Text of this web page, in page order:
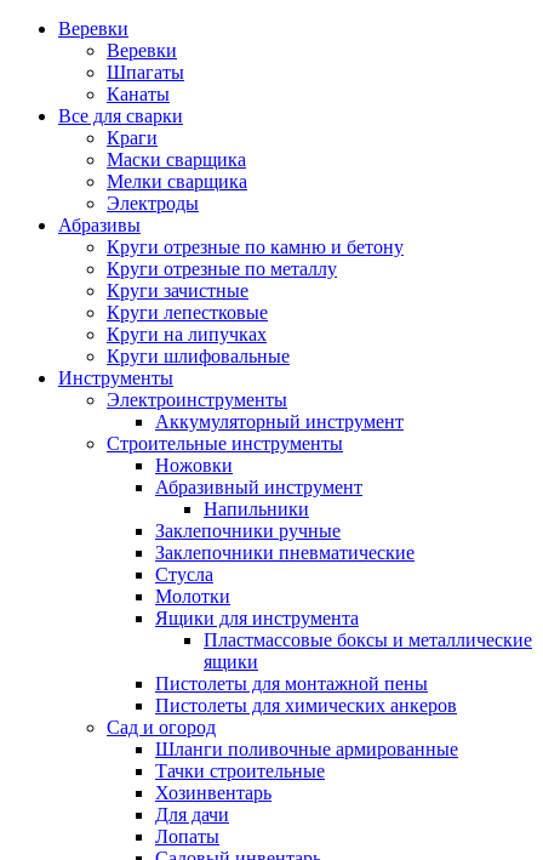
Веревки
Веревки
Шпагаты
Канаты
Все для сварки
Краги
Маски сварщика
Мелки сварщика
Электроды
Абразивы
Круги отрезные по камню и бетону
Круги отрезные по металлу
Круги зачистные
Круги лепестковые
Круги на липучках
Круги шлифовальные
Инструменты
Электроинструменты
Аккумуляторный инструмент
Строительные инструменты
Ножовки
Абразивный инструмент
Напильники
Заклепочники ручные
Заклепочники пневматические
Стусла
Молотки
Ящики для инструмента
Пластмассовые боксы и металлические
ящики
Пистолеты для монтажной пены
Пистолеты для химических анкеров
Сад и огород
Шланги поливочные армированные
Тачки строительные
Хозинвентарь
Для дачи
Лопаты